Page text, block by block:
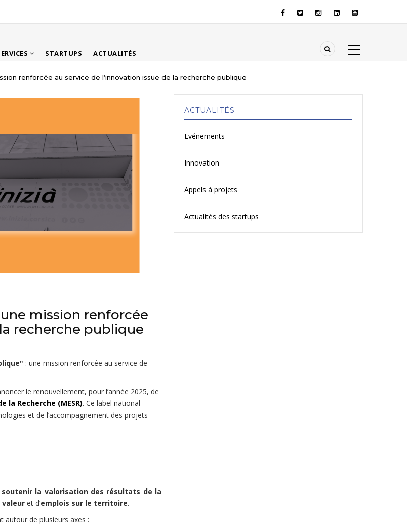
STARTUPS ACTUALITÉS
renforcée au service de l’innovation issue de la recherche publique
mission renforcée
recherche publique
: une mission renforcée au service de
le renouvellement, pour l’année 2025, de
la Recherche (MESR). Ce label national
et de l’accompagnement des projets
soutenir la valorisation des résultats de la
valeur et d’emplois sur le territoire.
autour de plusieurs axes :
ACTUALITÉS
Evénements
Innovation
Appels à projets
Actualités des startups